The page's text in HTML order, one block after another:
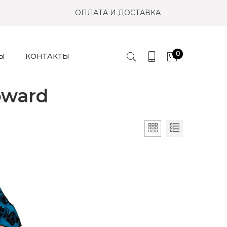
ОПЛАТА И ДОСТАВКА
КОНТАКТЫ 0